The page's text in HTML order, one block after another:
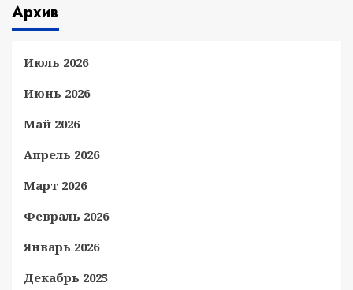
Архив
Июль 2026
Июнь 2026
Май 2026
Апрель 2026
Март 2026
Февраль 2026
Январь 2026
Декабрь 2025